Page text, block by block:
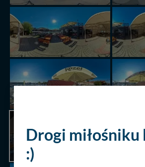
PRZEGLĄDANA
PANORAMA
Drogi miłośniku
:)